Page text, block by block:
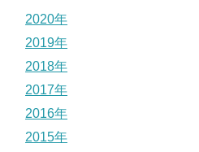
2020年
2019年
2018年
2017年
2016年
2015年